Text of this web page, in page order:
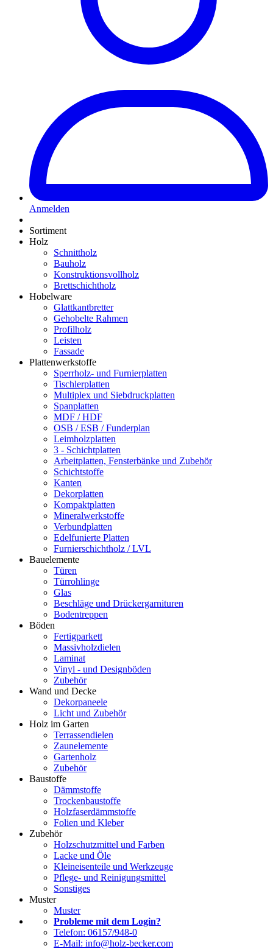
Anmelden
Sortiment
Holz
Schnittholz
Bauholz
Konstruktionsvollholz
Brettschichtholz
Hobelware
Glattkantbretter
Gehobelte Rahmen
Profilholz
Leisten
Fassade
Plattenwerkstoffe
Sperrholz- und Furnierplatten
Tischlerplatten
Multiplex und Siebdruckplatten
Spanplatten
MDF / HDF
OSB / ESB / Funderplan
Leimholzplatten
3 - Schichtplatten
Arbeitplatten, Fensterbänke und Zubehör
Schichtstoffe
Kanten
Dekorplatten
Kompaktplatten
Mineralwerkstoffe
Verbundplatten
Edelfunierte Platten
Furnierschichtholz / LVL
Bauelemente
Türen
Türrohlinge
Glas
Beschläge und Drückergarnituren
Bodentreppen
Böden
Fertigparkett
Massivholzdielen
Laminat
Vinyl - und Designböden
Zubehör
Wand und Decke
Dekorpaneele
Licht und Zubehör
Holz im Garten
Terrassendielen
Zaunelemente
Gartenholz
Zubehör
Baustoffe
Dämmstoffe
Trockenbaustoffe
Holzfaserdämmstoffe
Folien und Kleber
Zubehör
Holzschutzmittel und Farben
Lacke und Öle
Kleineisenteile und Werkzeuge
Pflege- und Reinigungsmittel
Sonstiges
Muster
Muster
Probleme mit dem Login?
Telefon: 06157/948-0
E-Mail: info@holz-becker.com